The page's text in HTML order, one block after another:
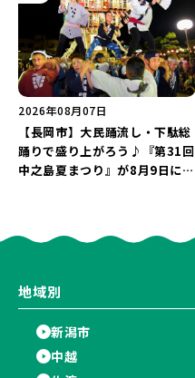
2026年08月07日
【長岡市】大民踊流し・下駄総
踊りで盛り上がろう♪『第31回
中之島夏まつり』が8月9日に開
地域別
新潟市
中越